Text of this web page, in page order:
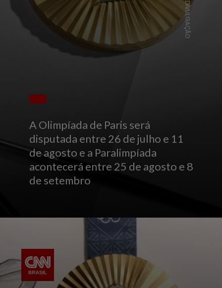
A Olimpíada de Paris será
disputada entre 26 de julho e 11
de agosto e a Paralimpíada
acontecerá entre 25 de agosto e 8
de setembro
DIVULGAÇÃO